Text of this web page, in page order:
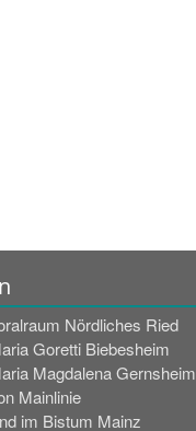
Nördliches Ried
Goretti Biebesheim
Magdalena Gernsheim
Mainlinie
im Bistum Mainz